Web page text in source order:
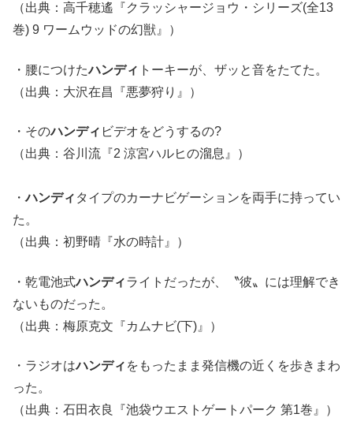
（出典：高千穂遙『クラッシャージョウ・シリーズ(全13
巻) 9 ワームウッドの幻獣』）
・腰につけたハンディ トーキーが、ザッと音をたてた。
（出典：大沢在昌『悪夢狩り』）
・そのハンディ ビデオをどうするの?
（出典：谷川流『2 涼宮ハルヒの溜息』）
・ハンディ タイプのカーナビゲーションを両手に持ってい
た。
（出典：初野晴『水の時計』）
・乾電池式ハンディライトだったが、〝彼〟には理解でき
ないものだった。
（出典：梅原克文『カムナビ(下)』）
・ラジオはハンディ をもったまま発信機の近くを歩きまわ
った。
（出典：石田衣良『池袋ウエストゲートパーク 第1巻』）